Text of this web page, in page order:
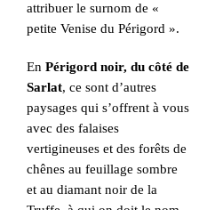
attribuer le surnom de «
petite Venise du Périgord ».
En Périgord noir, du côté de
Sarlat, ce sont d’autres
paysages qui s’offrent à vous
avec des falaises
vertigineuses et des forêts de
chênes au feuillage sombre
et au diamant noir de la